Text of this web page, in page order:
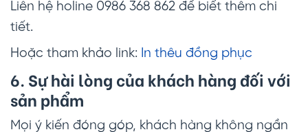
Liên hệ holine 0986 368 862 để biết thêm chi
tiết.
Hoặc tham khảo link: In thêu đồng phục
6. Sự hài lòng của khách hàng đối với
sản phẩm
Mọi ý kiến đóng góp, khách hàng không ngần